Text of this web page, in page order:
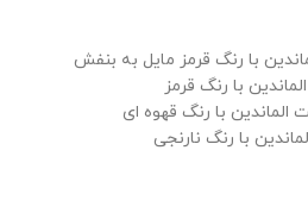
با رنگ قرمز مایل به بنفش
با رنگ قرمز
با رنگ قهوه ای
با رنگ نارنجی